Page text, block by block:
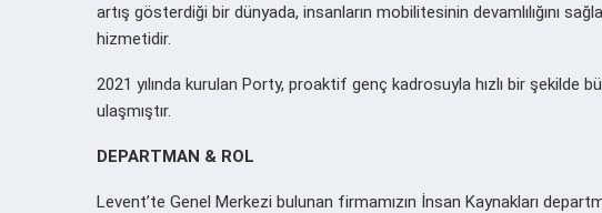
artış gösterdiği bir dünyada, insanların mobilitesinin devamlılığını
hizmetidir.
2021 yılında kurulan Porty, proaktif genç kadrosuyla hızlı bir şekilde
ulaşmıştır.
DEPARTMAN & ROL
Levent’te Genel Merkezi bulunan firmamızın İnsan Kaynakları